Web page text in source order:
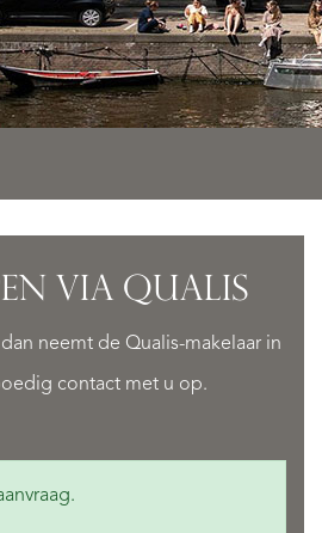
VIA QUALIS
neemt de Qualis-makelaar in
contact met u op.